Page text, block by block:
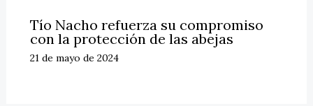
Tío Nacho refuerza su compromiso
con la protección de las abejas
21 de mayo de 2024